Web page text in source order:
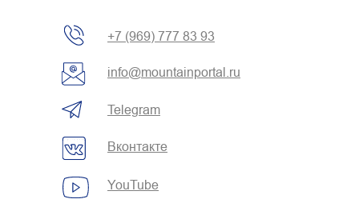
info@mountainportal.ru
+7 (969) 777 83 93
Telegram
Вконтакте
YouTube